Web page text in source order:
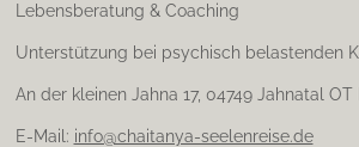
m
Lebensberatung & Coaching
Unterstützung bei psychisch belastenden
An der kleinen Jahna 17, 04749 Jahnatal OT
E-Mail: info@chaitanya-seelenreise.de